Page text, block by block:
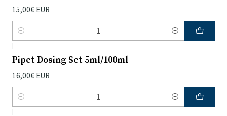
15,00€ EUR
Quantidade
|
Pipet Dosing Set 5ml/100ml
16,00€ EUR
Quantidade
|